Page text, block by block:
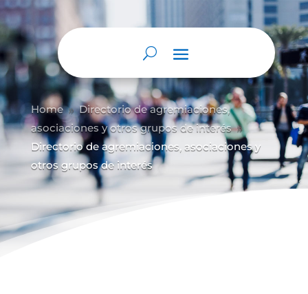
Home 9 Directorio de agremiaciones,
asociaciones y otros grupos de interés 9
Directorio de agremiaciones, asociaciones y
otros grupos de interés